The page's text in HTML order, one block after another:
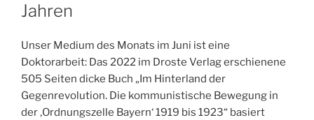
Jahren
Unser Medium des Monats im Juni ist eine
Doktorarbeit: Das 2022 im Droste Verlag erschienene
505 Seiten dicke Buch „Im Hinterland der
Gegenrevolution. Die kommunistische Bewegung in
der ‚Ordnungszelle Bayern‘ 1919 bis 1923“ basiert